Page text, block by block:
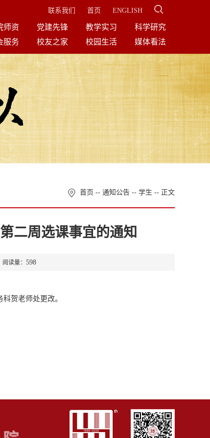
联系我们 首页 ENGLISH
师资 党建先锋 教学实习
科学研究
服务 校友之家 校园生活 媒体看法
首页 -- 通知公告 -- 学生 -- 正文
二周选课事宜的通知
读量： 598
贺老师处更改。